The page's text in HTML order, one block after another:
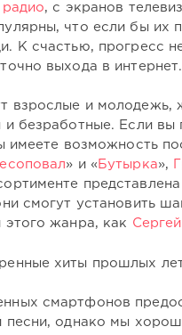
радио, с экранов
что если бы их
К счастью, прогресс
выхода в интернет.
взрослые и молодежь,
и безработные. Если
имеете возможность
» и « Бутырка»,
смогут установить
этого жанра, как
хиты прошлых
смартфонов
песни, однако мы